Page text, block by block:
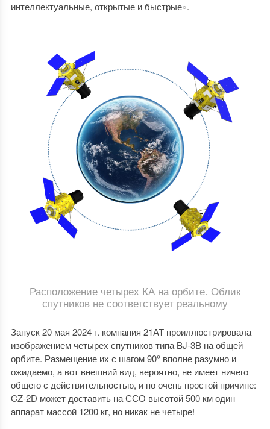
интеллектуальные, открытые и быстрые».
Расположение четырех КА на орбите. Облик
спутников не соответствует реальному
Запуск 20 мая 2024 г. компания 21AT проиллюстрировала
изображением четырех спутников типа BJ-3B на общей
орбите. Размещение их с шагом 90° вполне разумно и
ожидаемо, а вот внешний вид, вероятно, не имеет ничего
общего с действительностью, и по очень простой причине:
CZ-2D может доставить на ССО высотой 500 км один
аппарат массой 1200 кг, но никак не четыре!